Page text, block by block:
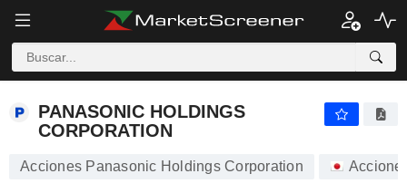
PANASONIC HOLDINGS
CORPORATION
Acciones Panasonic Holdings Corporation